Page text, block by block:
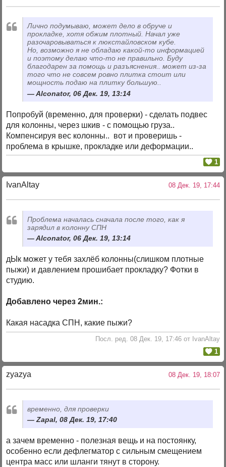
Лично подумываю, может дело в обруче и
прокладке, хотя обжим плотный. Начал уже
разочаровываться к люкстайловском кубе.
Но, возможно я не обладаю какой-то информацией
и поэтому делаю что-то не правильно. Буду
благодарен за помощь и разъяснения.. может из-за
того что не совсем ровно плитка стоит или
мощность подаю на плитку большую..
Alconator, 06 Дек. 19, 13:14
Попробуй (временно, для проверки) - сделать подвес
для колонны, через шкив - с помощью груза..
Компенсируя вес колонны.. вот и проверишь -
проблема в крышке, прокладке или деформации..
1
IvanAltay 08 Дек. 19, 17:44
Проблема началась сначала после того, как я
зарядил в колонну СПН
Alconator, 06 Дек. 19, 13:14
дЫк может у тебя захлёб колонны(слишком плотные
пыжи) и давлением прошибает прокладку? Фотки в
студию.
Добавлено через 2мин.:
Какая насадка СПН, какие пыжи?
Посл. ред. 08 Дек. 19, 17:46 от IvanAltay
1
zyazya 08 Дек. 19, 18:07
временно, для проверки
Zapal, 08 Дек. 19, 17:40
а зачем временно - полезная вещь и на постоянку,
особенно если дефлегматор с сильным смещением
центра масс или шланги тянут в сторону.